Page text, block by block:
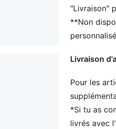
DÉTAILS
Coupe :
Col : ras du
Longueur :
manches
sous les bras
Écusson
"Livraison"
**Non
Livraison
Pour les
*Si tu as
livrés avec